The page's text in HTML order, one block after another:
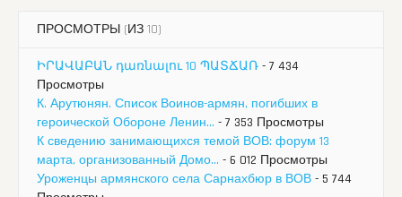
ПРОСМОТРЫ (ИЗ 10)
ԻՐԱՎԱԲԱՆ դառնալու 10 ՊԱՏՃԱՌ - 7 434
Просмотры
К. Арутюнян. Список Воинов-армян, погибших в
героической Обороне Ленин... - 7 353 Просмотры
К сведению занимающихся темой ВОВ: форум 13
марта, организованный Домо... - 6 012 Просмотры
Уроженцы армянского села Сарнахбюр в ВОВ - 5 744